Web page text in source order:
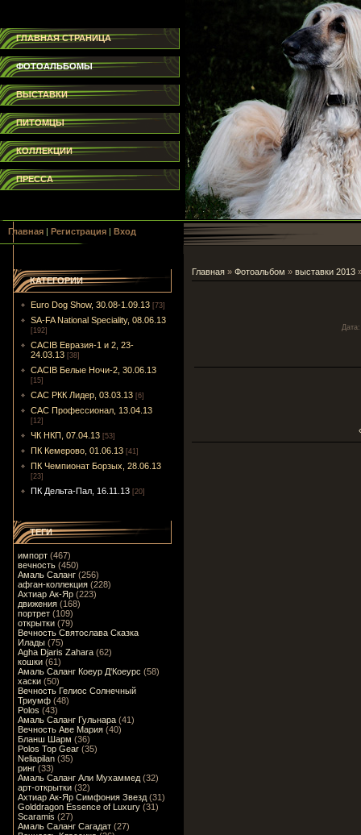
ГЛАВНАЯ СТРАНИЦА
ФОТОАЛЬБОМЫ
ВЫСТАВКИ
ПИТОМЦЫ
КОЛЛЕКЦИИ
ПРЕССА
Главная | Регистрация | Вход
КАТЕГОРИИ
Euro Dog Show, 30.08-1.09.13 [73]
SA-FA National Speciality, 08.06.13
[192]
CACIB Евразия-1 и 2, 23-
24.03.13 [38]
CACIB Белые Ночи-2, 30.06.13
[15]
САС РКК Лидер, 03.03.13 [6]
САС Профессионал, 13.04.13
[12]
ЧК НКП, 07.04.13 [53]
ПК Кемерово, 01.06.13 [41]
ПК Чемпионат Борзых, 28.06.13
[23]
ПК Дельта-Пал, 16.11.13 [20]
ТЕГИ
импорт (467)
вечность (450)
Амаль Саланг (256)
афган-коллекция (228)
Ахтиар Ак-Яр (223)
движения (168)
портрет (109)
открытки (79)
Вечность Святослава Сказка
Илады (75)
Agha Djaris Zahara (62)
кошки (61)
Амаль Саланг Коеур Д'Коеурс (58)
хаски (50)
Вечность Гелиос Солнечный
Триумф (48)
Polos (43)
Амаль Саланг Гульнара (41)
Вечность Аве Мария (40)
Бланш Шарм (36)
Polos Top Gear (35)
Neliapilan (35)
ринг (33)
Амаль Саланг Али Мухаммед (32)
арт-открытки (32)
Ахтиар Ак-Яр Симфония Звезд (31)
Golddragon Essence of Luxury (31)
Scaramis (27)
Амаль Саланг Сагадат (27)
Главная » Фотоальбом » выставки 2013
Дата